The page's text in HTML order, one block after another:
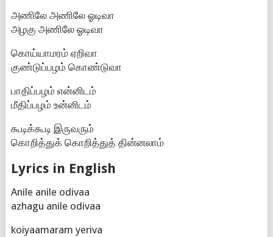
அணிலே அணிலே ஓடிவா
அழகு அணிலே ஓடிவா
கொய்யாமரம் ஏறிவா
குண்டுப்பழம் கொண்டுவா
பாதிப்பழம் என்னிடம்
மீதிப்பழம் உன்னிடம்
கூடிக்கூடி இருவரும்
கொறித்துக் கொறித்துத் தின்னலாம்
Lyrics in English
Anile anile odivaa
azhagu anile odivaa
koiyaamaram yeriva